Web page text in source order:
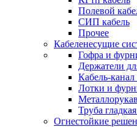
Полевой
СИП кабель
Прочее
Кабеленесущие
Гофра и
Держатели
Кабель-
Лотки и
Металлорукав
Труба
Огнестойкие